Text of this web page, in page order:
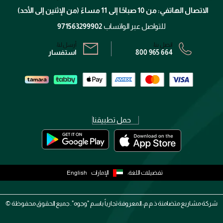
الشروط و الأحكام
سياسة الخصوصية
الاتصال الهاتفي: من 10 صباحًا إلى 11 مساءً (من الإثنين إلى الأحد)
للتواصل عبر الواتساب 971563299902
اتصل بنا:
800 965 664
أرسل لنا:
استفسار
حمل تطبيقنا
تفضيلات اللغة: الإمارات English
شركة مشاريع متضامنة ذ.م.م، المعروفة تجارياً باسم "وجوه". جميع الحقوق محفوظة ©